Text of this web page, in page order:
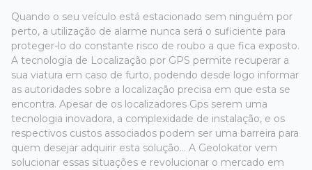
Quando o seu veículo está estacionado sem ninguém por
perto, a utilização de alarme nunca será o suficiente para
proteger-lo do constante risco de roubo a que fica exposto.
A tecnologia de Localização por GPS permite recuperar a
sua viatura em caso de furto, podendo desde logo informar
as autoridades sobre a localização precisa em que esta se
encontra. Apesar de os localizadores Gps serem uma
tecnologia inovadora, a complexidade de instalação, e os
respectivos custos associados podem ser uma barreira para
quem desejar adquirir esta solução... A Geolokator vem
solucionar essas situações e revolucionar o mercado em